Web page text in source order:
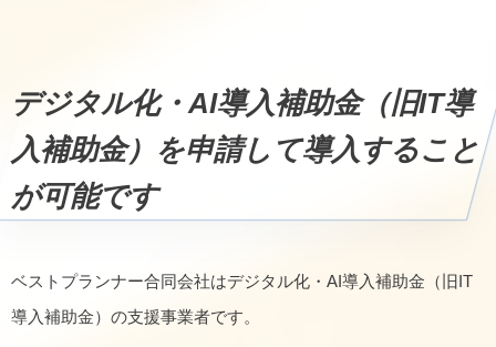
デジタル化・AI導入補助金（旧IT導
入補助金）を申請して導入すること
が可能です
ベストプランナー合同会社はデジタル化・AI導入補助金（旧IT
導入補助金）の支援事業者です。